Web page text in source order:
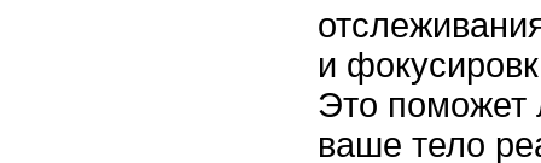
и
Это поможет
ваше тело